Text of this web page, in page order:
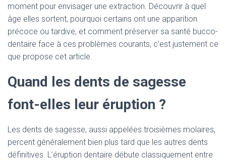
moment pour envisager une extraction. Découvrir à quel
âge elles sortent, pourquoi certains ont une apparition
précoce ou tardive, et comment préserver sa santé bucco-
dentaire face à ces problèmes courants, c’est justement ce
que propose cet article.
Quand les dents de sagesse
font-elles leur éruption ?
Les dents de sagesse, aussi appelées troisièmes molaires,
percent généralement bien plus tard que les autres dents
définitives. L’éruption dentaire débute classiquement entre